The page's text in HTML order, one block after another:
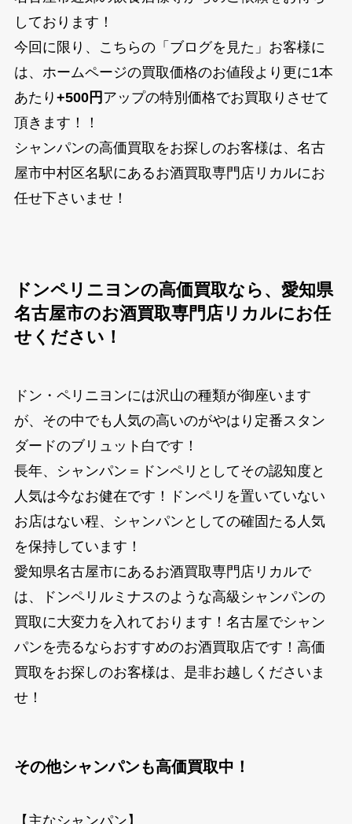
しております！
今回に限り、こちらの「ブログを見た」お客様に
は、ホームページの買取価格のお値段より更に1本
あたり +500円 アップの特別価格でお買取りさせて
頂きます！！
シャンパンの高価買取をお探しのお客様は、名古
屋市中村区名駅にあるお酒買取専門店リカルにお
任せ下さいませ！
ドンペリニヨンの高価買取なら、愛知県
名古屋市のお酒買取専門店リカルにお任
せください！
ドン・ペリニヨンには沢山の種類が御座います
が、その中でも人気の高いのがやはり定番スタン
ダードのブリュット白です！
長年、シャンパン＝ドンペリとしてその認知度と
人気は今なお健在です！ドンペリを置いていない
お店はない程、シャンパンとしての確固たる人気
を保持しています！
愛知県名古屋市にあるお酒買取専門店リカルで
は、ドンペリルミナスのような高級シャンパンの
買取に大変力を入れております！名古屋でシャン
パンを売るならおすすめのお酒買取店です！高価
買取をお探しのお客様は、是非お越しくださいま
せ！
その他シャンパンも高価買取中！